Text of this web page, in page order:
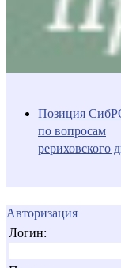
Позиция
по вопросам
рериховского
Авторизация
Логин: